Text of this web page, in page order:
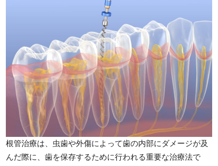
根管治療は、虫歯や外傷によって歯の内部にダメージが及
んだ際に、歯を保存するために行われる重要な治療法で